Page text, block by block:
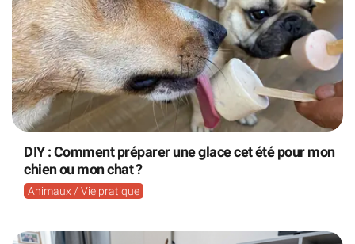
DIY : Comment préparer une glace cet été pour mon
chien ou mon chat ?
Animaux / Vie pratique